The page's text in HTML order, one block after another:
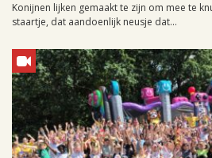
Konijnen lijken gemaakt te zijn om mee te
staartje, dat aandoenlijk neusje dat...